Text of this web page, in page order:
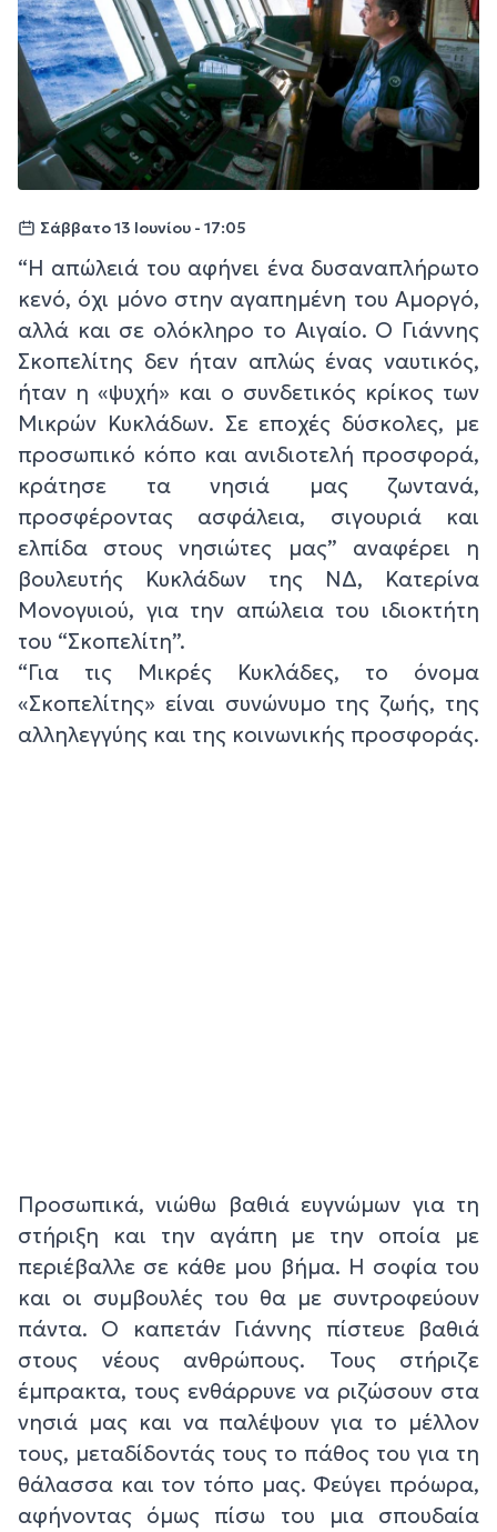
Σάββατο 13 Ιουνίου - 17:05
“Η απώλειά του αφήνει ένα δυσαναπλήρωτο
κενό, όχι μόνο στην αγαπημένη του Αμοργό,
αλλά και σε ολόκληρο το Αιγαίο. Ο Γιάννης
Σκοπελίτης δεν ήταν απλώς ένας ναυτικός,
ήταν η «ψυχή» και ο συνδετικός κρίκος των
Μικρών Κυκλάδων. Σε εποχές δύσκολες, με
προσωπικό κόπο και ανιδιοτελή προσφορά,
κράτησε τα νησιά μας ζωντανά,
προσφέροντας ασφάλεια, σιγουριά και
ελπίδα στους νησιώτες μας” αναφέρει η
βουλευτής Κυκλάδων της ΝΔ, Κατερίνα
Μονογυιού, για την απώλεια του ιδιοκτήτη
του “Σκοπελίτη”.
“Για τις Μικρές Κυκλάδες, το όνομα
«Σκοπελίτης» είναι συνώνυμο της ζωής, της
αλληλεγγύης και της κοινωνικής προσφοράς.
Προσωπικά, νιώθω βαθιά ευγνώμων για τη
στήριξη και την αγάπη με την οποία με
περιέβαλλε σε κάθε μου βήμα. Η σοφία του
και οι συμβουλές του θα με συντροφεύουν
πάντα. Ο καπετάν Γιάννης πίστευε βαθιά
στους νέους ανθρώπους. Τους στήριζε
έμπρακτα, τους ενθάρρυνε να ριζώσουν στα
νησιά μας και να παλέψουν για το μέλλον
τους, μεταδίδοντάς τους το πάθος του για τη
θάλασσα και τον τόπο μας. Φεύγει πρόωρα,
αφήνοντας όμως πίσω του μια σπουδαία